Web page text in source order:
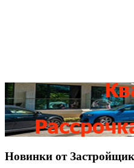
Новинки от